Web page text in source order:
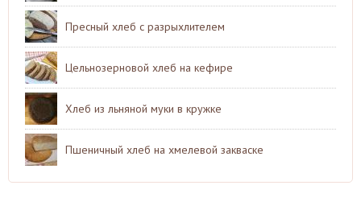
Пресный хлеб с разрыхлителем
Цельнозерновой хлеб на кефире
Хлеб из льняной муки в кружке
Пшеничный хлеб на хмелевой закваске